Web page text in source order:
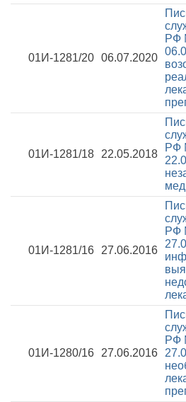
01И-1281/20 06.07.2020
РФ
01И-1281/18 22.05.2018
РФ
01И-1281/16 27.06.2016
РФ
01И-1280/16 27.06.2016
РФ